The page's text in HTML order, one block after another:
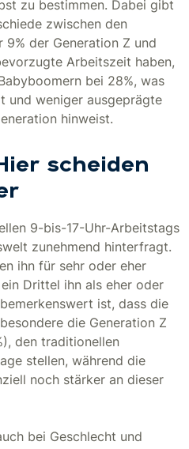
zu bestimmen. Dabei gibt
zwischen den
9% der Generation Z und
Arbeitszeit haben,
bei 28%, was
und weniger ausgeprägte
hinweist.
scheiden
9-bis-17-Uhr-Arbeitstags
zunehmend hinterfragt.
ihn für sehr oder eher
Drittel ihn als eher oder
ist, dass die
die Generation Z
den traditionellen
stellen, während die
noch stärker an dieser
bei Geschlecht und